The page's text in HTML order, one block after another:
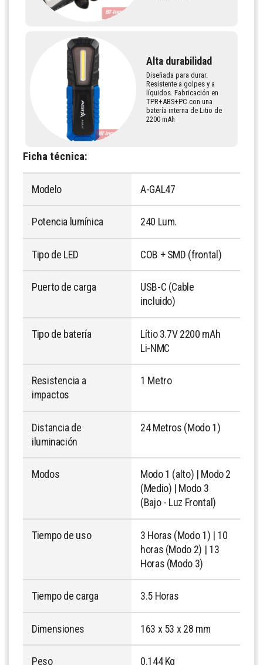
Alta durabilidad
Diseñada para durar.
Resistente a golpes y a
líquidos. Fabricación en
TPR+ABS+PC con una
batería interna de Litio de
2200 mAh
Ficha técnica:
Modelo A-GAL47
Potencia lumínica 240 Lum.
Tipo de LED COB + SMD (frontal)
Puerto de carga
USB-C (Cable
incluido)
Tipo de batería
Lítio 3.7V 2200 mAh
Li-NMC
Resistencia a
impactos
1 Metro
Distancia de
iluminación
24 Metros (Modo 1)
Modos
Modo 1 (alto) | Modo 2
(Medio) | Modo 3
(Bajo - Luz Frontal)
Tiempo de uso
3 Horas (Modo 1) | 10
horas (Modo 2) | 13
Horas (Modo 3)
Tiempo de carga 3.5 Horas
Dimensiones 163 x 53 x 28 mm
Peso 0.144 Kg